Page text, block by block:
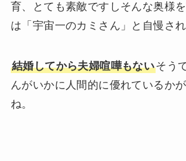
育、とても素敵ですしそんな奥様
は「宇宙一のカミさん」と自慢され
結婚してから夫婦喧嘩もないそう
んがいかに人間的に優れているか
ね。